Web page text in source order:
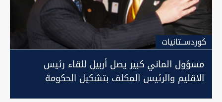
كوردســتانيات
مسؤول الماني كبير يصل أربيل للقاء رئيس
الاقليم والرئيس المكلف بتشكيل الحكومة